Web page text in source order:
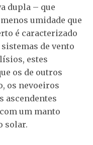
dupla – que
umidade que
é caracterizado
de vento
estes
os de outros
os nevoeiros
ascendentes
um manto
solar.